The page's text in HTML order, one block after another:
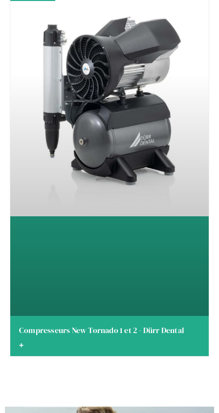
Compresseurs New Tornado 1 et 2 - Dürr Dental
+